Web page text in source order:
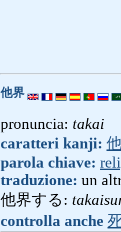
他界
pronuncia: takai
caratteri kanji:
parola chiave:
traduzione: un
他界する:
controlla anche